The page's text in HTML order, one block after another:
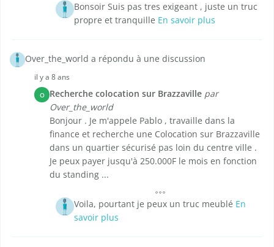
Bonsoir Suis pas tres exigeant , juste un truc
propre et tranquille En savoir plus
Over_the_world a répondu à une discussion
il y a 8 ans
O Recherche colocation sur Brazzaville par
Over_the_world
Bonjour . Je m'appele Pablo , travaille dans la
finance et recherche une Colocation sur Brazzaville
dans un quartier sécurisé pas loin du centre ville .
Je peux payer jusqu'à 250.000F le mois en fonction
du standing ...
Voila, pourtant je peux un truc meublé En
savoir plus